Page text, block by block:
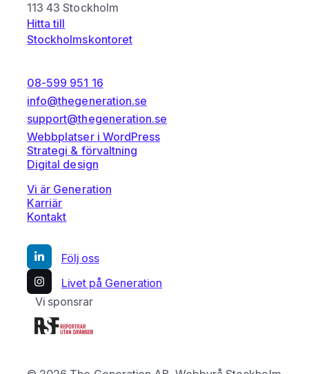
113 43 Stockholm
Hitta till
Stockholmskontoret
08-599 951 16
info@thegeneration.se
support@thegeneration.se
Webbplatser i WordPress
Strategi & förvaltning
Digital design
Vi är Generation
Karriär
Kontakt
Följ oss
Livet på Generation
Vi sponsrar